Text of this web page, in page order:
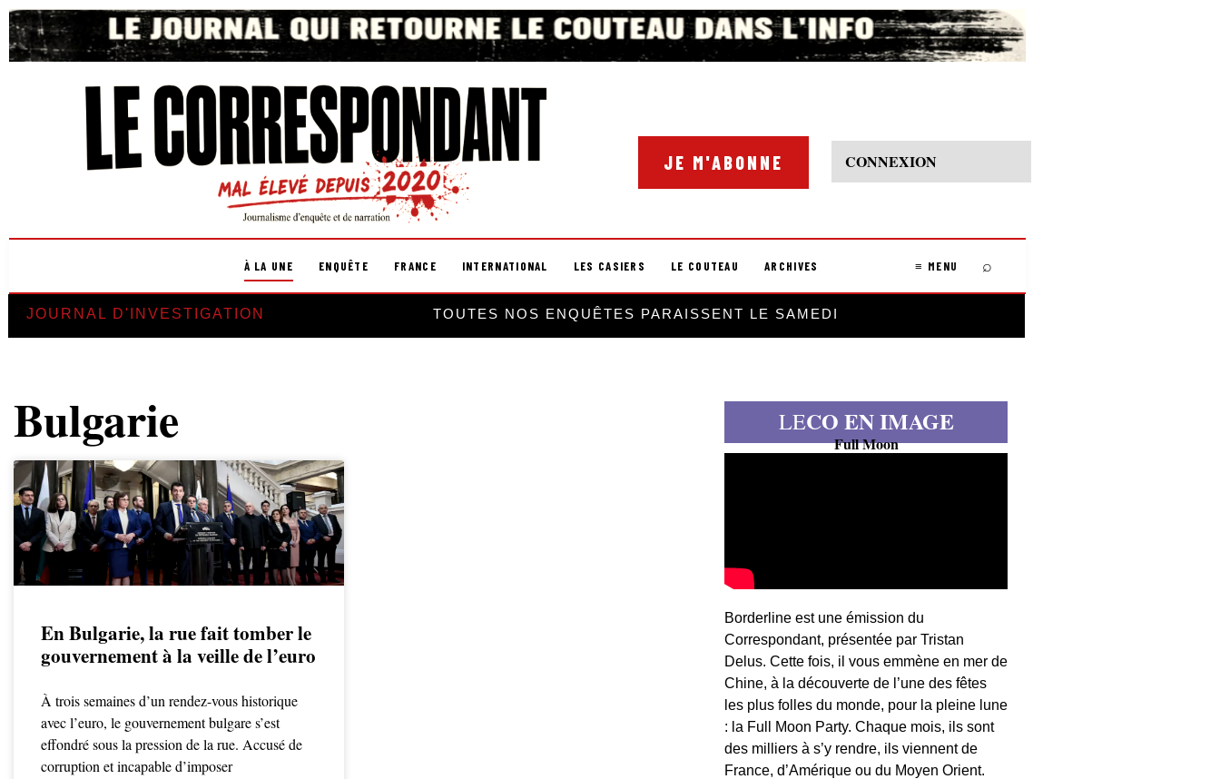
JE M'ABONNE CONNEXION
À LA UNE ENQUÊTE FRANCE INTERNATIONAL LES CASIERS LE COUTEAU ARCHIVES ≡ MENU ⌕
JOURNAL D'INVESTIGATION TOUTES NOS ENQUÊTES PARAISSENT LE SAMEDI
Bulgarie
En Bulgarie, la rue fait tomber le
gouvernement à la veille de l’euro
À trois semaines d’un rendez-vous historique
avec l’euro, le gouvernement bulgare s’est
effondré sous la pression de la rue. Accusé de
corruption et incapable d’imposer
LECO EN IMAGE
Full Moon
Borderline est une émission du
Correspondant, présentée par Tristan
Delus. Cette fois, il vous emmène en mer de
Chine, à la découverte de l’une des fêtes
les plus folles du monde, pour la pleine lune
: la Full Moon Party. Chaque mois, ils sont
des milliers à s’y rendre, ils viennent de
France, d’Amérique ou du Moyen Orient.